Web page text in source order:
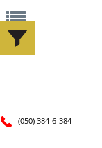
(050) 384-6-384